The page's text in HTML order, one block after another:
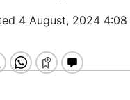
4 August, 2024 4:08